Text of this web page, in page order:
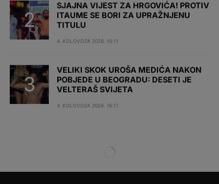
SJAJNA VIJEST ZA HRGOVIĆA! PROTIV
ITAUME SE BORI ZA UPRAŽNJENU
TITULU
4. KOLOVOZA 2026. 10:11
VELIKI SKOK UROŠA MEDIĆA NAKON
POBJEDE U BEOGRADU: DESETI JE
VELTERAŠ SVIJETA
4. KOLOVOZA 2026. 16:11